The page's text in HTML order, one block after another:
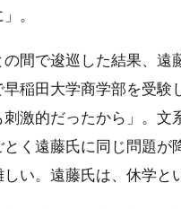
。
間で逡巡した結果、遠
早稲田大学商学部を受
刺激的だったから」。
とく遠藤氏に同じ問題
い。遠藤氏は、休学と